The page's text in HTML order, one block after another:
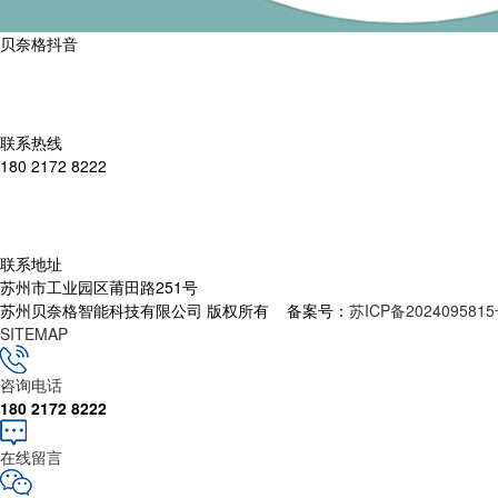
贝奈格抖音
联系热线
180 2172 8222
联系地址
苏州市工业园区莆田路251号
苏州贝奈格智能科技有限公司 版权所有 备案号： 苏ICP备
SITEMAP
咨询电话
180 2172 8222
在线留言